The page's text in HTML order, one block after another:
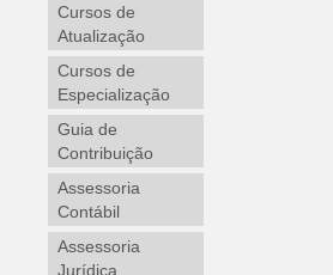
Cursos de
Atualização
Cursos de
Especialização
Guia de
Contribuição
Assessoria
Contábil
Assessoria
Jurídica